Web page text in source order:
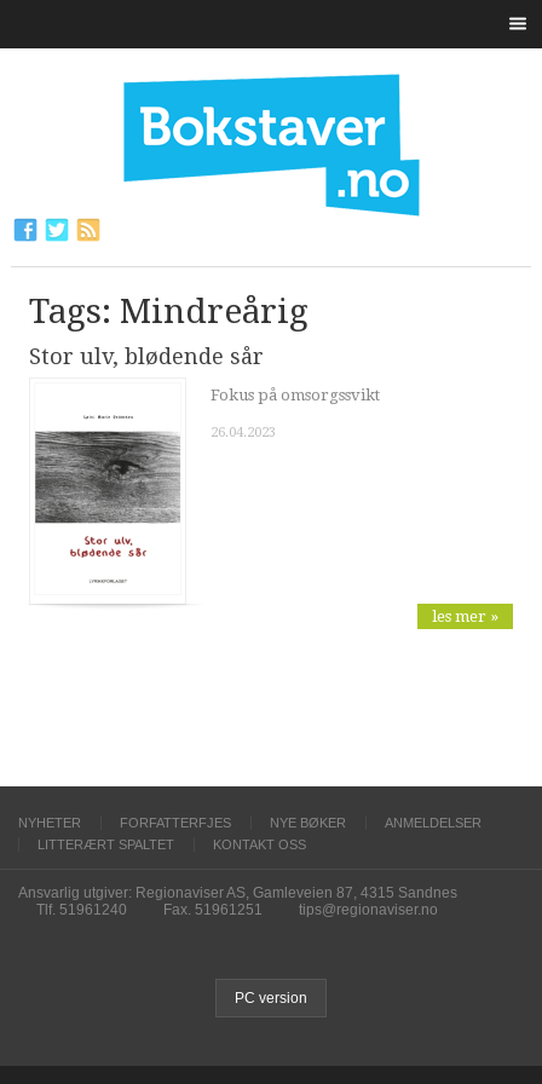
Tags: Mindreårig
Stor ulv, blødende sår
Fokus på omsorgssvikt
26.04.2023
les mer »
NYHETER FORFATTERFJES NYE BØKER
ANMELDELSER
LITTERÆRT SPALTET
KONTAKT OSS
Ansvarlig utgiver: Regionaviser AS, Gamleveien 87, 4315 Sandnes
Tlf. 51961240
Fax. 51961251 tips@regionaviser.no
PC version